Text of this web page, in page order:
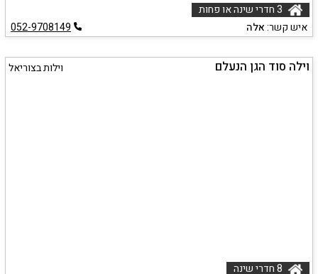
איש קשר:אלה 052-9708149
וילה סוד הגן הנעלם וילות בצוריאל